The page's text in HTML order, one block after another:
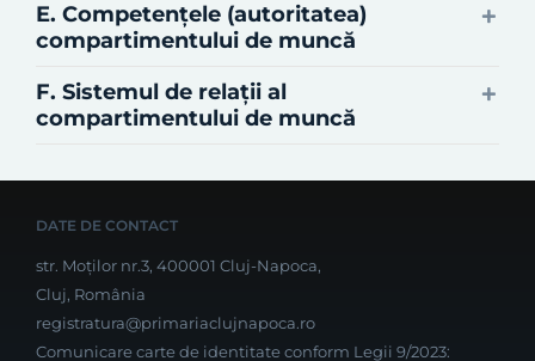
E. Competenţele (autoritatea)
compartimentului de muncă
F. Sistemul de relaţii al
compartimentului de muncă
DATE DE CONTACT
str. Moților nr.3, 400001 Cluj-Napoca,
Cluj, România
registratura@primariaclujnapoca.ro
Comunicare carte de identitate conform Legii 9/2023: